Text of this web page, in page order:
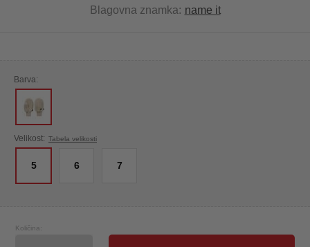
Blagovna znamka: name it
Barva:
Velikost: Tabela velikosti
5 6 7
Količina: